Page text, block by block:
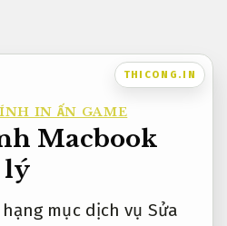
THICONG.IN
IN ẤN GAME
Macbook
lý
mục dịch vụ Sửa